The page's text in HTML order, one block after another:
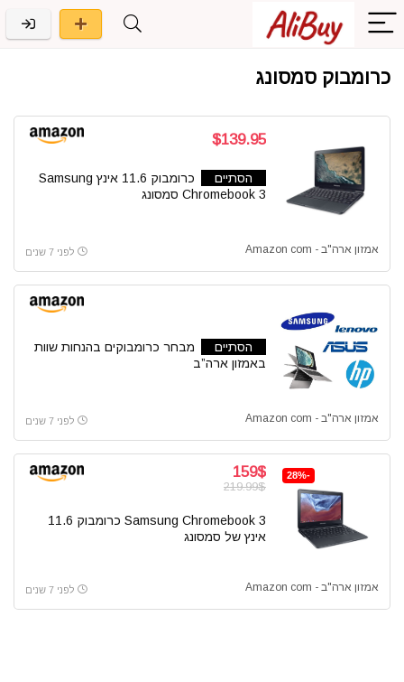
כרומבוק סמסונג
$139.95
הסתיים
כרומבוק 11.6 אינץ Samsung
Chromebook 3 סמסונג
אמזון ארה"ב - Amazon com לפני 7 שנים
הסתיים
מבחר כרומבוקים בהנחות שוות
באמזון ארה”ב
אמזון ארה"ב - Amazon com לפני 7 שנים
-28%
159$
219.99$
Samsung Chromebook 3 כרומבוק 11.6
אינץ של סמסונג
אמזון ארה"ב - Amazon com לפני 7 שנים